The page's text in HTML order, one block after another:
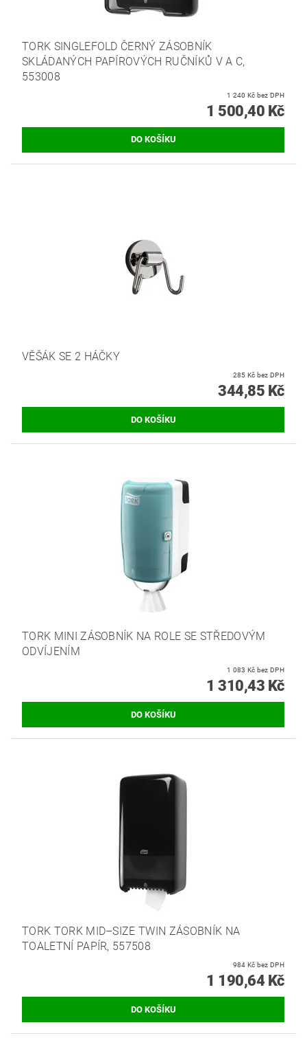
TORK SINGLEFOLD ČERNÝ ZÁSOBNÍK
SKLÁDANÝCH PAPÍROVÝCH RUČNÍKŮ V A C,
553008
1 240 Kč bez DPH
1 500,40 Kč
VĚŠÁK SE 2 HÁČKY
285 Kč bez DPH
344,85 Kč
TORK MINI ZÁSOBNÍK NA ROLE SE STŘEDOVÝM
ODVÍJENÍM
1 083 Kč bez DPH
1 310,43 Kč
TORK TORK MID–SIZE TWIN ZÁSOBNÍK NA
TOALETNÍ PAPÍR, 557508
984 Kč bez DPH
1 190,64 Kč